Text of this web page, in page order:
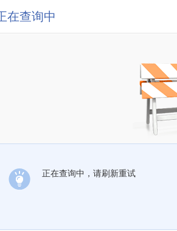
在查询中
正在查询中，请刷新重试